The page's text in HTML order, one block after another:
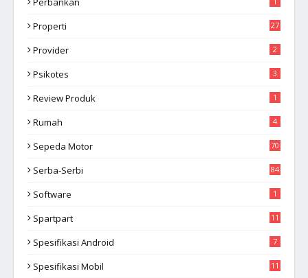
Properti 27
Provider 2
Psikotes 3
Review Produk 1
Rumah 4
Sepeda Motor 70
Serba-Serbi 84
Software 1
Spartpart 11
Spesifikasi Android 7
Spesifikasi Mobil 11